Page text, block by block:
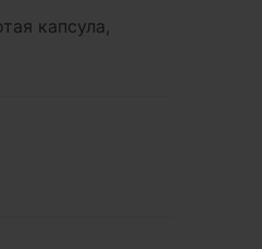
капсула,